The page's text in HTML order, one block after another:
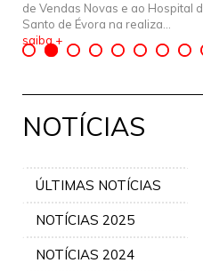
de Vendas Novas e ao Hospital
Santo de Évora na realiza...
saiba +
NOTÍCIAS
ÚLTIMAS NOTÍCIAS
NOTÍCIAS 2025
NOTÍCIAS 2024